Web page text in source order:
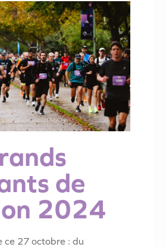
de
2024
ce 27 octobre : du